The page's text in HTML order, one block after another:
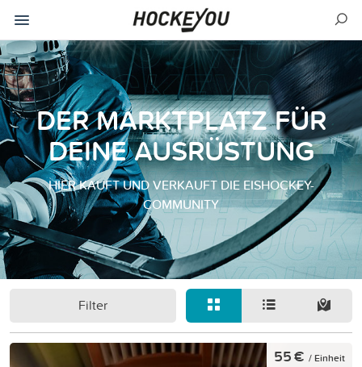
DER MARKTPLATZ FÜR
DEINE AUSRÜSTUNG
HIER KAUFT UND VERKAUFT DIE EISHOCKEY-
COMMUNITY
Filter
55 € / Einheit